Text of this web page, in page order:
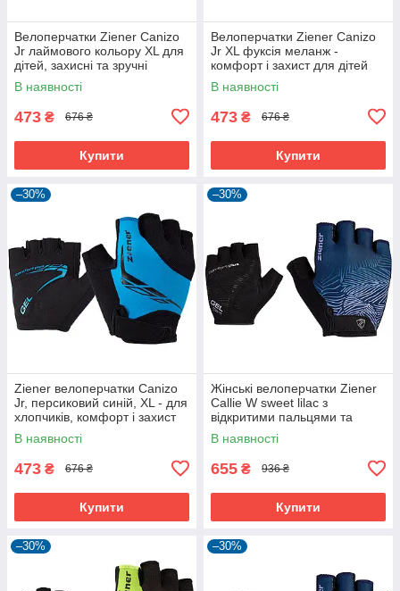
Велоперчатки Ziener Canizo
Jr лаймового кольору XL для
дітей, захисні та зручні
В наявності
473 ₴ 676 ₴
Купити
Велоперчатки Ziener Canizo
Jr XL фуксія меланж -
комфорт і захист для дітей
В наявності
473 ₴ 676 ₴
Купити
–30%
Ziener велоперчатки Canizo
Jr, персиковий синій, XL - для
хлопчиків, комфорт і захист
В наявності
473 ₴ 676 ₴
Купити
–30%
Жінські велоперчатки Ziener
Callie W sweet lilac з
відкритими пальцями та
дихаючою шкірою Amara
В наявності
655 ₴ 936 ₴
Купити
–30% –30%